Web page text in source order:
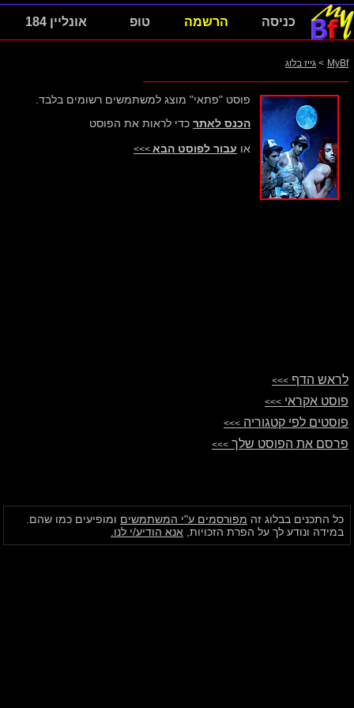
כניסה הרשמה טופ אונליין 184
MyBf
> גייז בלוג
פוסט "פתאי" מוצג למשתמשים רשומים בלבד.
הכנס לאתר כדי לראות את הפוסט
או עבור לפוסט הבא >>>
לראש הדף >>>
פוסט אקראי >>>
פוסטים לפי קטגוריה >>>
פרסם את הפוסט שלך >>>
כל התכנים בבלוג זה מפורסמים ע"י המשתמשים ומופיעים כמו שהם.
במידה ונודע לך על הפרת הזכויות, אנא הודיע/י לנו.